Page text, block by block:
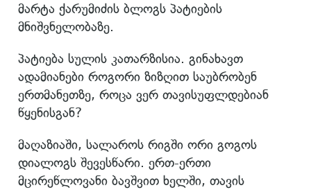
მარტა ქარუმიძის ბლოგს პატიების
მნიშვნელობაზე.
პატიება სულის კათარზისია. გინახავთ
ადამიანები როგორი ზიზღით საუბრობენ
ერთმანეთზე, როცა ვერ თავისუფლდებიან
წყენისგან?
მაღაზიაში, სალაროს რიგში ორი გოგოს
დიალოგს შევესწარი. ერთ-ერთი
მცირეწლოვანი ბავშვით ხელში, თავის